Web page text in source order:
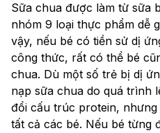
Sữa chua được làm từ sữa
nhóm 9 loại thực phẩm dễ
vậy, nếu bé có tiền sử dị
công thức, rất có thể bé
chua. Dù một số trẻ bị dị
nạp sữa chua do quá trình
đổi cấu trúc protein,
tất cả các bé. Nếu bé từng